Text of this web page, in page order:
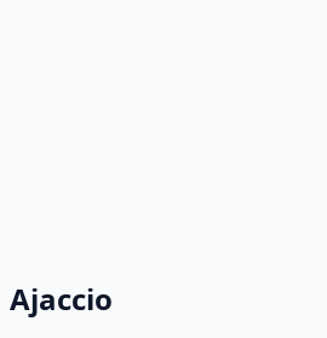
Ajaccio